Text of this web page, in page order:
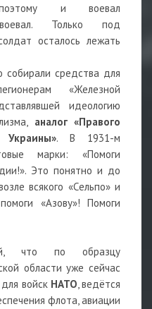
и воевал
Только под
осталось лежать
средства для
«Железной
идеологию
аналог «Правого
. В 1931-м
марки: «Помоги
Это понятно и до
всякого «Сельпо» и
«Азову»! Помоги
что по образцу
области уже сейчас
войск НАТО, ведётся
флота, авиации